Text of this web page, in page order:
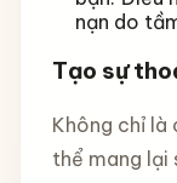
nạn do
Tạo sự
Không chỉ
thể mang lại